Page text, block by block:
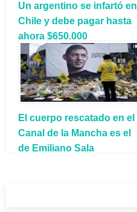
Un argentino se infartó en
Chile y debe pagar hasta
ahora $650.000
El cuerpo rescatado en el
Canal de la Mancha es el
de Emiliano Sala